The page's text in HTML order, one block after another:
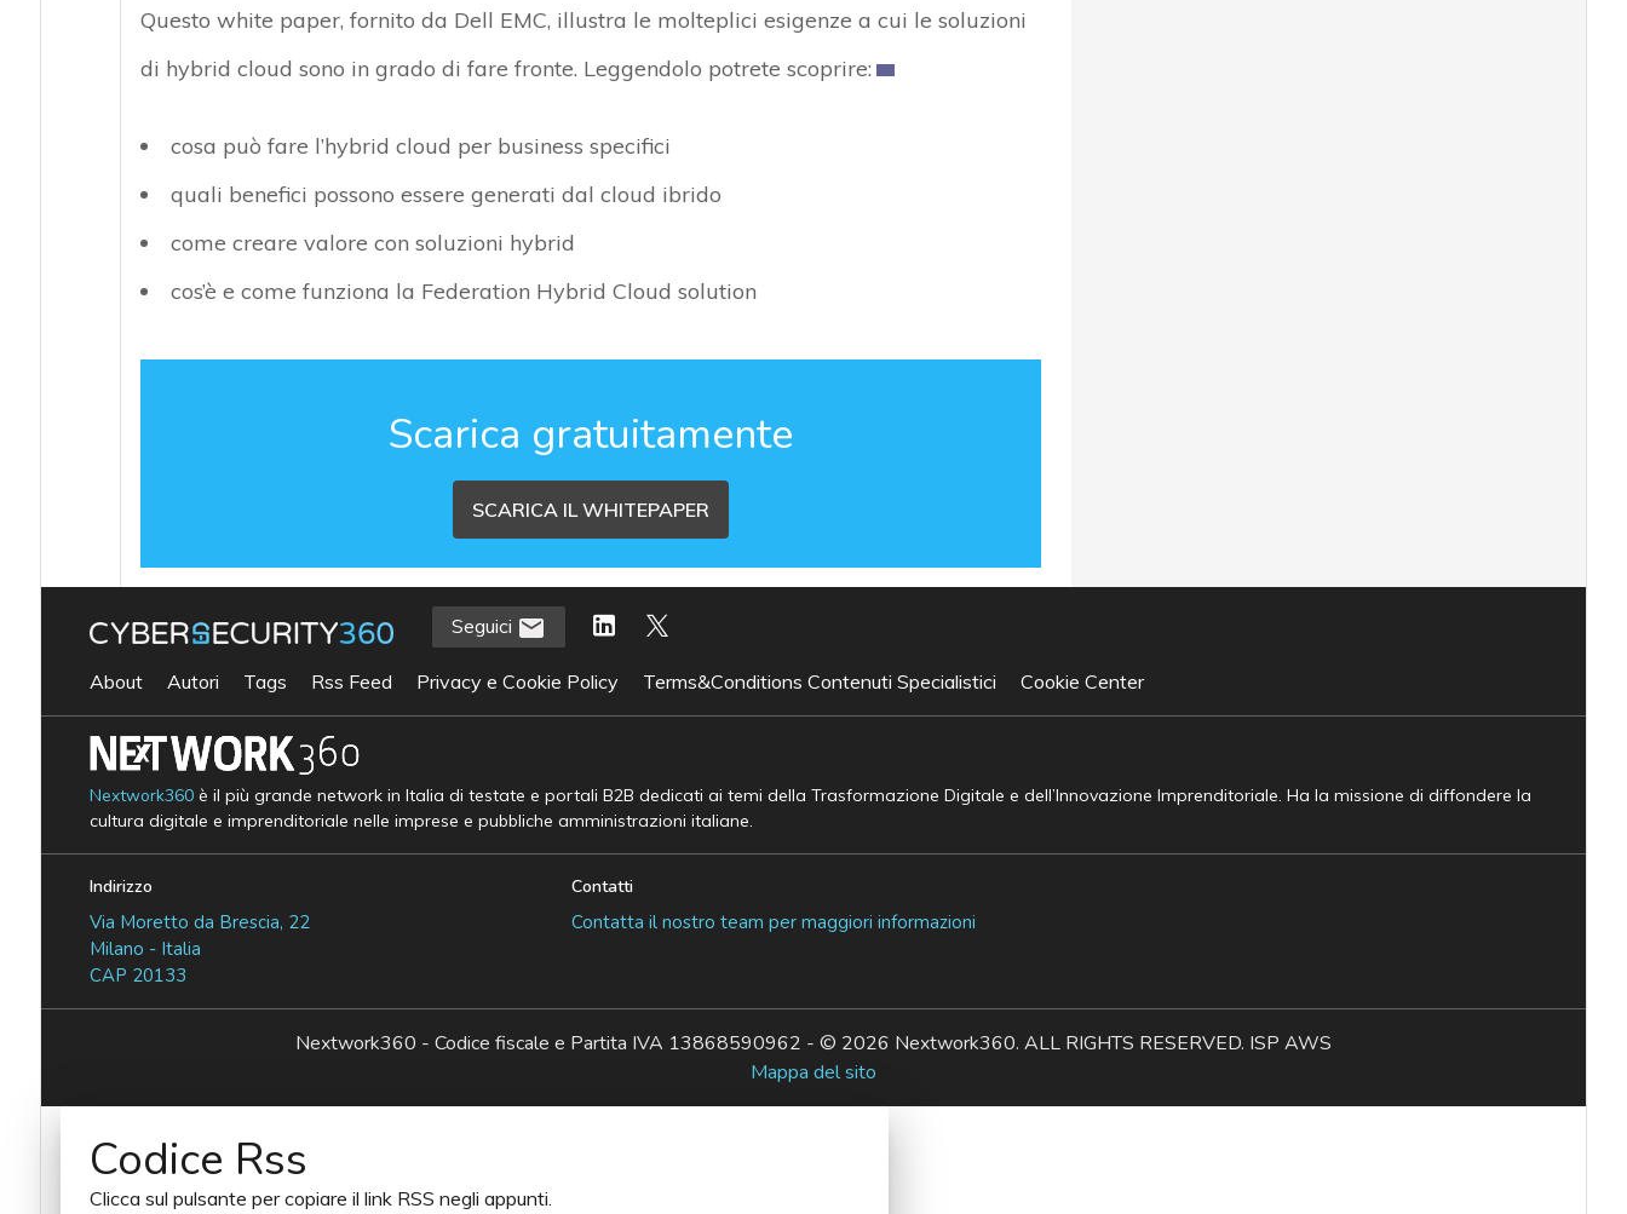
Questo white paper, fornito da Dell EMC, illustra le molteplici esigenze a cui le soluzioni
di hybrid cloud sono in grado di fare fronte. Leggendolo potrete scoprire:
cosa può fare l’hybrid cloud per business specifici
quali benefici possono essere generati dal cloud ibrido
come creare valore con soluzioni hybrid
cos’è e come funziona la Federation Hybrid Cloud solution
Scarica gratuitamente
SCARICA IL WHITEPAPER
Seguici
About Autori Tags Rss Feed Privacy e Cookie Policy Terms&Conditions Contenuti Specialistici Cookie Center
Nextwork360è il più grande network in Italia di testate e portali B2B dedicati ai temi della Trasformazione Digitale e dell’Innovazione Imprenditoriale. Ha la missione di diffondere la
cultura digitale e imprenditoriale nelle imprese e pubbliche amministrazioni italiane.
Indirizzo
Via Moretto da Brescia, 22
Milano - Italia
CAP 20133
Contatti
Contatta il nostro team per maggiori informazioni
Nextwork360 - Codice fiscale e Partita IVA 13868590962 - © 2026 Nextwork360. ALL RIGHTS RESERVED. ISP AWS
Mappa del sito
Codice Rss
Clicca sul pulsante per copiare il link RSS negli appunti.